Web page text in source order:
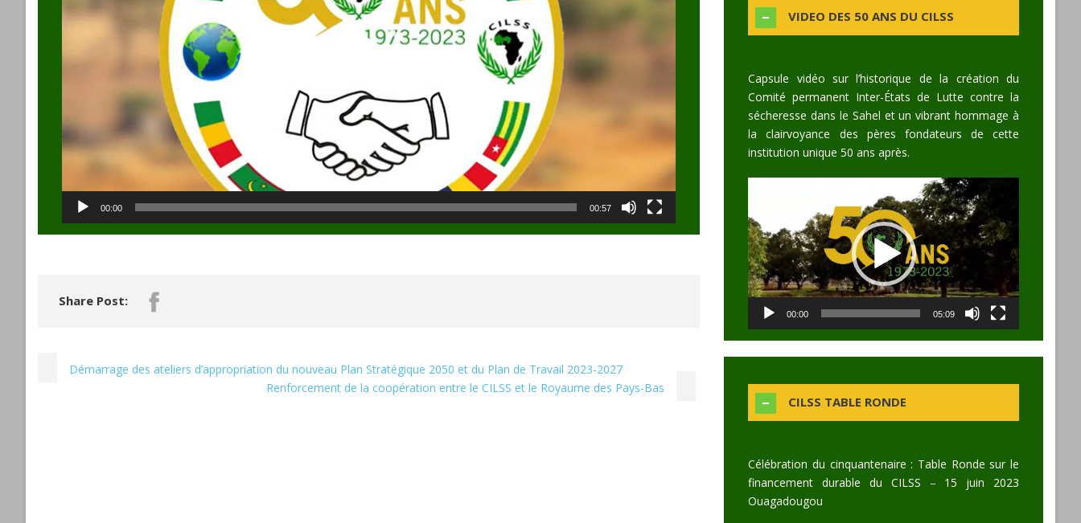
00:00 00:57
Share Post:
Démarrage des ateliers d’appropriation du nouveau Plan Stratégique 2050 et du Plan de Travail 2023-2027
Renforcement de la coopération entre le CILSS et le Royaume des Pays-Bas
VIDEO DES 50 ANS DU CILSS
Capsule vidéo sur l’historique de la création du
Comité permanent Inter-États de Lutte contre la
sécheresse dans le Sahel et un vibrant hommage à
la clairvoyance des pères fondateurs de cette
institution unique 50 ans après.
00:00 05:09
CILSS TABLE RONDE
Célébration du cinquantenaire : Table Ronde sur le
financement durable du CILSS – 15 juin 2023
Ouagadougou